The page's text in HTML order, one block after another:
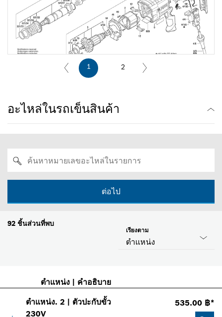
1 2
อะไหล่ในรถเข็นสินค้า
ต่อไป
92 ชิ้นส่วนที่พบ
ตำแหน่ง
เรียงตาม
ตำแหน่ง| คำอธิบาย
ตำแหน่ง.2 | ตัวปะกับขั้ว
230V
535.00 ฿*